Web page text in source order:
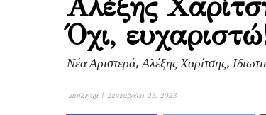
Όχι,
Νέα Αριστερά, Αλέξης Χαρίτσης,
antikry.gr | Δεκεμβρίου 23, 2023